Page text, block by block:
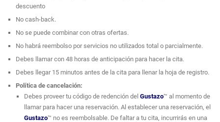
descuento
No cash-back.
No se puede combinar con otras ofertas.
No habrá reembolso por servicios no utilizados total o parcialmente.
Debes llamar con 48 horas de anticipación para hacer la cita.
Debes llegar 15 minutos antes de la cita para llenar la hoja de registro.
Política de cancelación:
Debes proveer tu código de redención del Gustazo™ al momento de
llamar para hacer una reservación. Al establecer una reservación, el
Gustazo™ no es reembolsable. De faltar a tu cita, incurrirás en una